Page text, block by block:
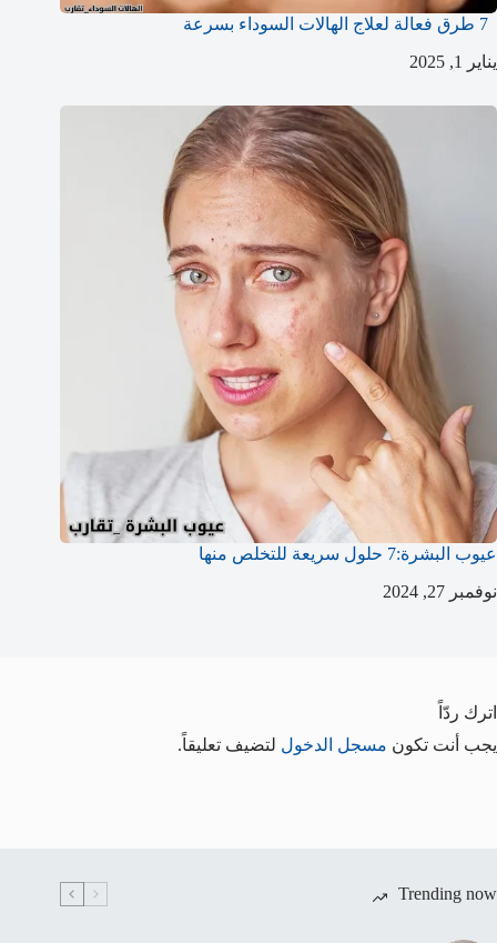
يناير 1, 2025
عيوب البشرة:7 حلول سريعة للتخلص منها
نوفمبر 27, 2024
اترك ردّاً
يجب أنت تكون مسجل الدخول لتضيف تعليقاً.
Trending now